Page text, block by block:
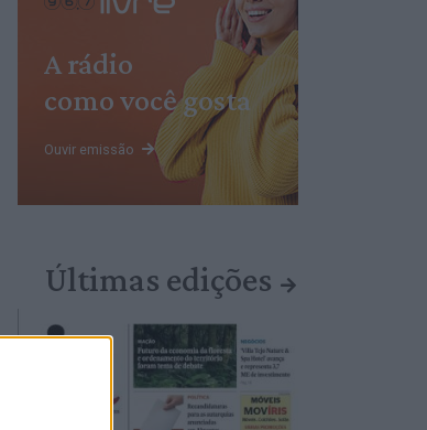
A rádio
como você gosta
Ouvir emissão
Últimas edições